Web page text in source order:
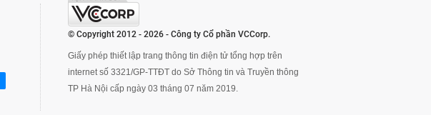
© Copyright 2012 - 2026 - Công ty Cổ phần VCCorp.
Giấy phép thiết lập trang thông tin điện tử tổng hợp trên
internet số 3321/GP-TTĐT do Sở Thông tin và Truyền thông
TP Hà Nội cấp ngày 03 tháng 07 năm 2019.